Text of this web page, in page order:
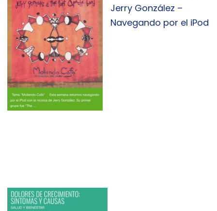
Jerry González –
Navegando por el iPod